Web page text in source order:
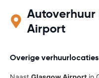
Airport
Overige